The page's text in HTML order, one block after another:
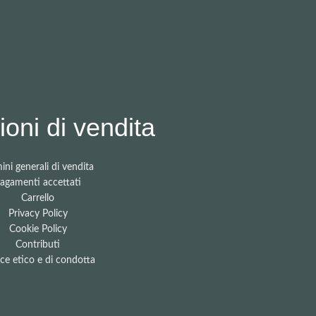
di vendita
generali di vendita
accettati
Carrello
Privacy Policy
Cookie Policy
Contributi
etico e di condotta